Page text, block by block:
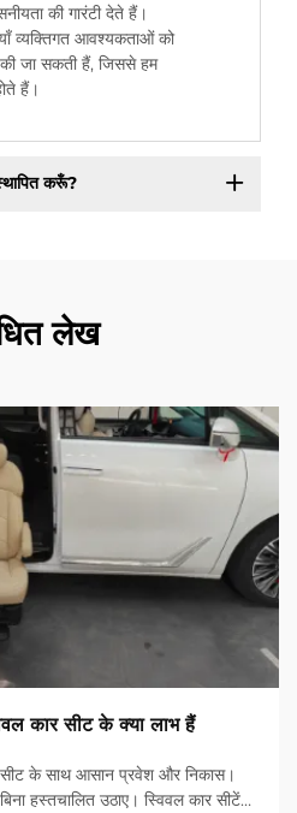
की गारंटी देते हैं।
व्यक्तिगत आवश्यकताओं को
जा सकती हैं, जिससे हम
हैं।
करूँ?
लेख
कार सीट के क्या लाभ हैं
सीट के साथ आसान प्रवेश और निकास।
हस्तचालित उठाए। स्विवल कार सीटें